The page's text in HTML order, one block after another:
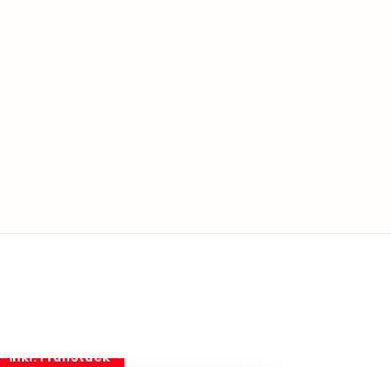
inkl. Frühstück